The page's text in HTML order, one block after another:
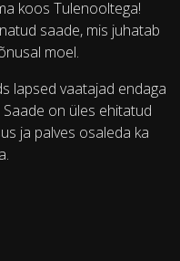
koos Tulenooltega!
saade, mis juhatab
moel.
lapsed vaatajad endaga
on üles ehitatud
ja palves osaleda ka